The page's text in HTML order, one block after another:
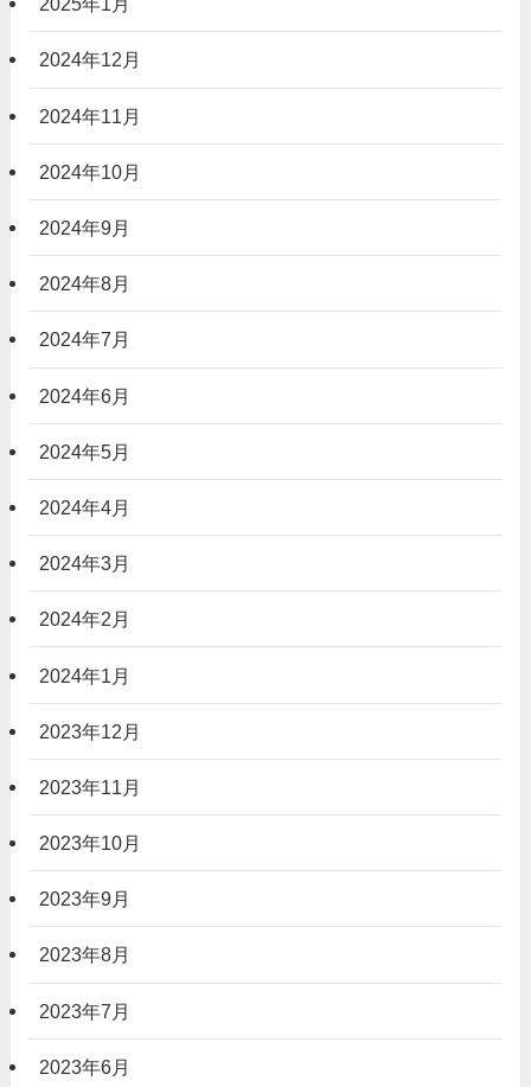
2024年12月
2024年11月
2024年10月
2024年9月
2024年8月
2024年7月
2024年6月
2024年5月
2024年4月
2024年3月
2024年2月
2024年1月
2023年12月
2023年11月
2023年10月
2023年9月
2023年8月
2023年7月
2023年6月